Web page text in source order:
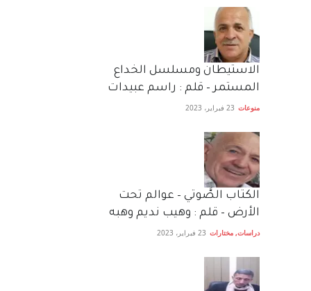
الاستيطان ومسلسل الخداع
المستمر – قلم : راسم عبيدات
منوعات 23 فبراير، 2023
الكتاب الصَّوتي – عوالم تحت
الأرض – قلم : وهيب نديم وهبه
دراسات, مختارات 23 فبراير، 2023